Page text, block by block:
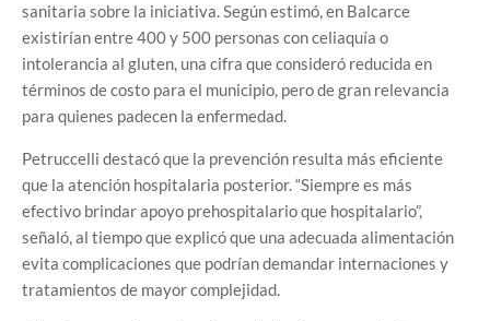
sanitaria sobre la iniciativa. Según estimó, en Balcarce
existirían entre 400 y 500 personas con celiaquía o
intolerancia al gluten, una cifra que consideró reducida en
términos de costo para el municipio, pero de gran relevancia
para quienes padecen la enfermedad.
Petruccelli destacó que la prevención resulta más eficiente
que la atención hospitalaria posterior. “Siempre es más
efectivo brindar apoyo prehospitalario que hospitalario”,
señaló, al tiempo que explicó que una adecuada alimentación
evita complicaciones que podrían demandar internaciones y
tratamientos de mayor complejidad.